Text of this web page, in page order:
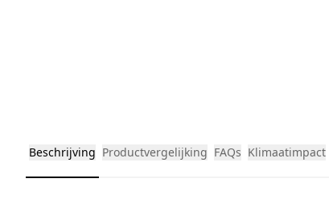
Beschrijving Productvergelijking FAQs Klimaatimpact